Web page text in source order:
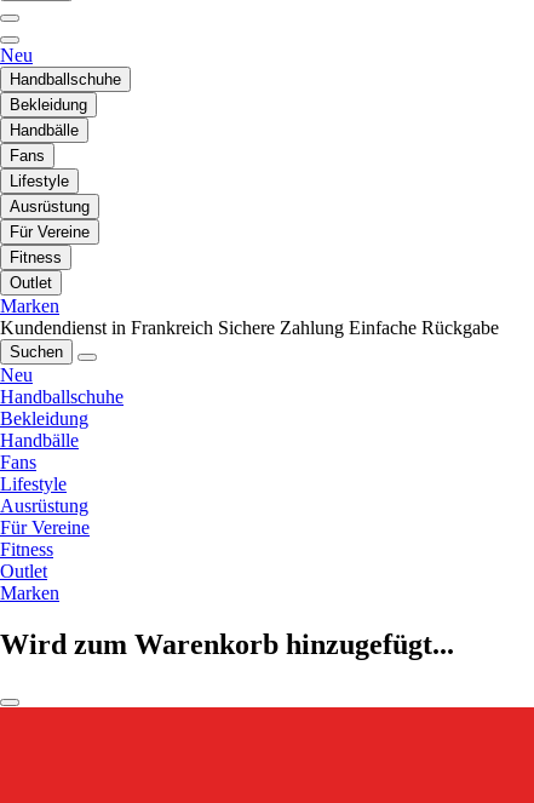
Neu
Handballschuhe
Bekleidung
Handbälle
Fans
Lifestyle
Ausrüstung
Für Vereine
Fitness
Outlet
Marken
Kundendienst in Frankreich Sichere Zahlung Einfache Rückgabe
Suchen
Neu
Handballschuhe
Bekleidung
Handbälle
Fans
Lifestyle
Ausrüstung
Für Vereine
Fitness
Outlet
Marken
Wird zum Warenkorb hinzugefügt...